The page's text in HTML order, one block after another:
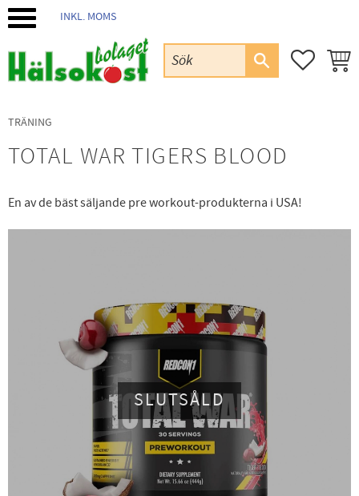
INKL. MOMS
TRÄNING
TOTAL WAR TIGERS BLOOD
En av de bäst säljande pre workout-produkterna i USA!
SLUTSÅLD